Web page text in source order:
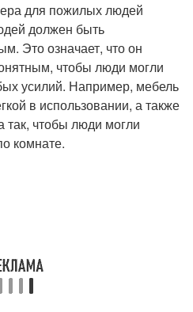
для пожилых людей
должен быть
Это означает, что он
чтобы люди могли
усилий. Например, мебель
в использовании, а также
чтобы люди могли
комнате.